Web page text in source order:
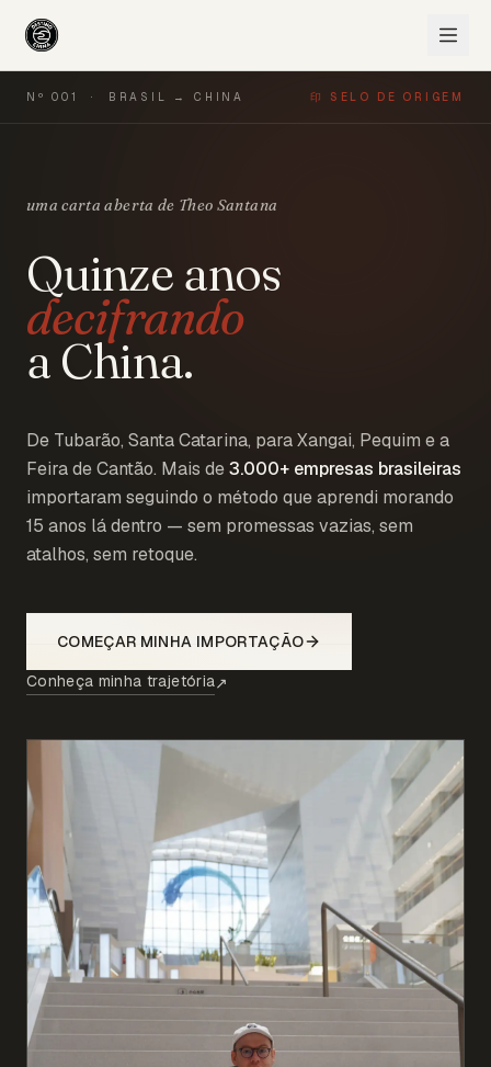
Nº 001 · BRASIL → CHINA 印 SELO DE ORIGEM
uma carta aberta de Theo Santana
Quinze anos
decifrando
a China.
De Tubarão, Santa Catarina, para Xangai, Pequim e a
Feira de Cantão. Mais de3.000+ empresas brasileiras
importaram seguindo o método que aprendi morando
15 anos lá dentro — sem promessas vazias, sem
atalhos, sem retoque.
COMEÇAR MINHA IMPORTAÇÃO
Conheça minha trajetória↗